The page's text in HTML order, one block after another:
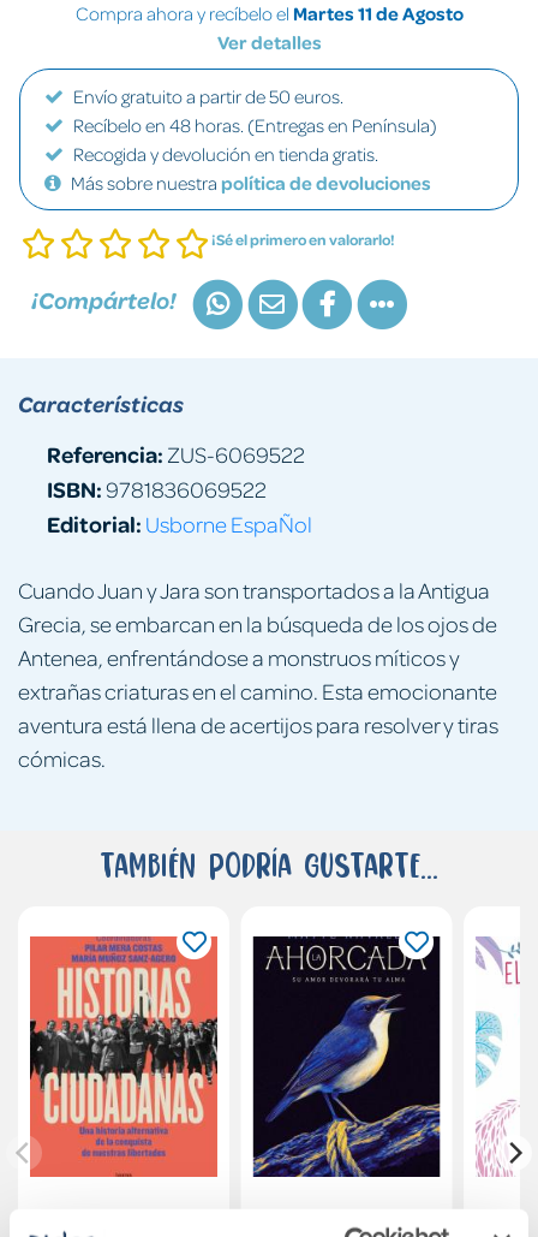
Compra ahora y recíbelo el Martes 11 de Agosto
Ver detalles
Envío gratuito a partir de 50 euros.
Recíbelo en 48 horas. (Entregas en Península)
Recogida y devolución en tienda gratis.
Más sobre nuestra política de devoluciones
¡Sé el primero en valorarlo!
¡Compártelo!
Cuando Juan y Jara son transportados a la Antigua
Grecia, se embarcan en la búsqueda de los ojos de
Antenea, enfrentándose a monstruos míticos y
extrañas criaturas en el camino. Esta emocionante
aventura está llena de acertijos para resolver y tiras
cómicas.
Características
Referencia: ZUS-6069522
ISBN:9781836069522
Editorial: Usborne EspaÑol
También podría gustarte...
La ahorcada